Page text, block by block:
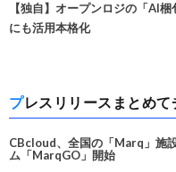
【独自】オープンロジの「AI
にも活用本格化
プレスリリースまとめ
CBcloud、全国の「Marq」施
ム「MarqGO」開始